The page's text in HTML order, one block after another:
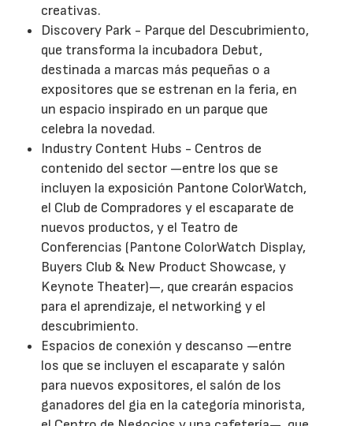
creativas.
Discovery Park - Parque del Descubrimiento,
que transforma la incubadora Debut,
destinada a marcas más pequeñas o a
expositores que se estrenan en la feria, en
un espacio inspirado en un parque que
celebra la novedad.
Industry Content Hubs - Centros de
contenido del sector —entre los que se
incluyen la exposición Pantone ColorWatch,
el Club de Compradores y el escaparate de
nuevos productos, y el Teatro de
Conferencias (Pantone ColorWatch Display,
Buyers Club & New Product Showcase, y
Keynote Theater)—, que crearán espacios
para el aprendizaje, el networking y el
descubrimiento.
Espacios de conexión y descanso —entre
los que se incluyen el escaparate y salón
para nuevos expositores, el salón de los
ganadores del gia en la categoría minorista,